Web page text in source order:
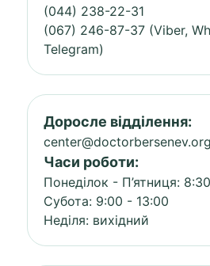
(044) 238-22-31
(067) 246-87-37 (Viber,
Telegram)
Доросле відділення:
center@doctorbersenev.org
Часи роботи:
Понеділок - П’ятниця:
Субота: 9:00 - 13:00
Неділя: вихідний